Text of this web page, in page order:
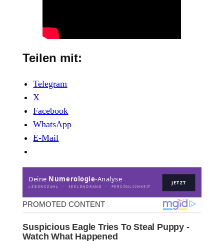
Teilen mit:
Telegram
X
Facebook
WhatsApp
E-Mail
Deine Numerologie-Analyse
LEBENSZAHL · SEELENDRANG · PERSÖNLICHKEIT
JETZT